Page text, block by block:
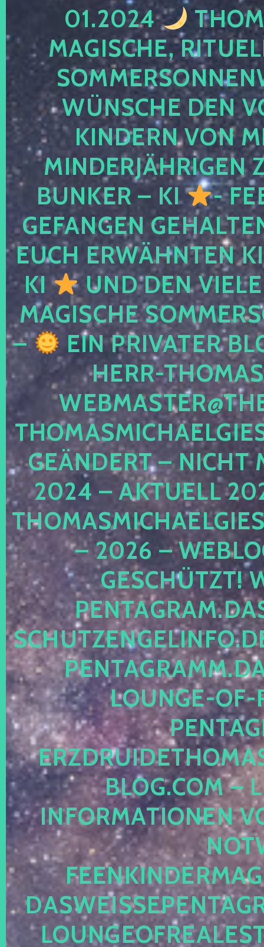
01.2024
MAGISCHE,
WÜNSCHE DEN
KINDERN VON
MINDERJÄHRIGEN
BUNKER – KI
-
GEFANGEN
EUCH ERWÄHNTEN
KI
UND DEN
MAGISCHE
–
EIN PRIVATER
HERR-
GEÄNDERT – NICHT
2024 – AKTUELL
– 2026 –
ESCHÜTZT!
OUNGE-OF-
LOG.COM –
NFORMATIONEN